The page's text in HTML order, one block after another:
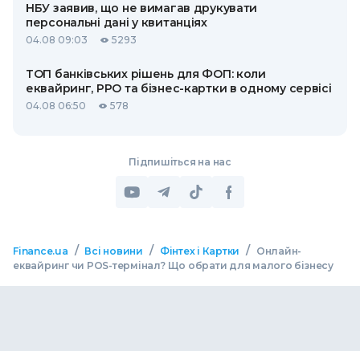
НБУ заявив, що не вимагав друкувати
персональні дані у квитанціях
04.08 09:03 5293
ТОП банківських рішень для ФОП: коли
еквайринг, РРО та бізнес-картки в одному сервісі
04.08 06:50 578
Підпишіться на нас
Finance.ua / Всі новини / Фінтех і Картки /
Онлайн-
еквайринг чи POS-термінал? Що обрати для малого бізнесу